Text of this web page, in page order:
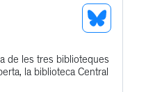
See
Profile
de les tres biblioteques
la biblioteca Central